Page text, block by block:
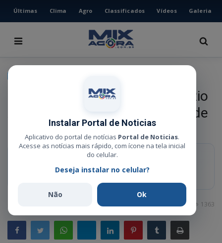
Últimas Clima Agro Classificados Vídeos Galeria
ÚLTIMAS
GALERIA
MUSICA
GERAL
Instalar Portal de Noticias
Aplicativo do portal de notícias Portal de Noticias.
Acesse as notícias mais rápido, com ícone na tela inicial
do celular.
Deseja instalar no celular?
Não Ok
Sema acompanha coletas no Rio
Araguaia para verificar qualidade
da água
Ação emergencial foi tomada após veiculação de vídeos nas redes
Jun 12, 2026 1363